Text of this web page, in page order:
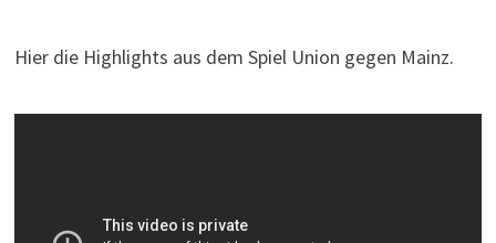
Hier die Highlights aus dem Spiel Union gegen Mainz.